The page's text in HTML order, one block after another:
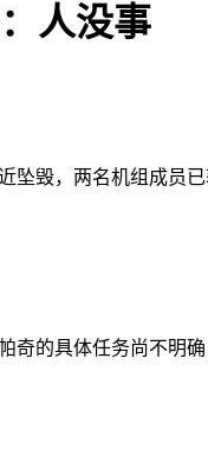
人没事
毁，两名机组成员
的具体任务尚不明